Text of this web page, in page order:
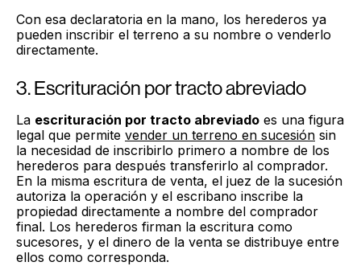
Con esa declaratoria en la mano, los herederos ya
pueden inscribir el terreno a su nombre o venderlo
directamente.
3. Escrituración por tracto abreviado
La escrituración por tracto abreviado es una figura
legal que permite vender un terreno en sucesión sin
la necesidad de inscribirlo primero a nombre de los
herederos para después transferirlo al comprador.
En la misma escritura de venta, el juez de la sucesión
autoriza la operación y el escribano inscribe la
propiedad directamente a nombre del comprador
final. Los herederos firman la escritura como
sucesores, y el dinero de la venta se distribuye entre
ellos como corresponda.